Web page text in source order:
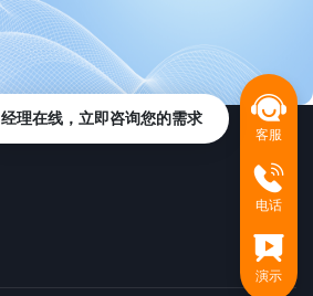
客服
电话
演示
经理在线，立即咨询您的需求